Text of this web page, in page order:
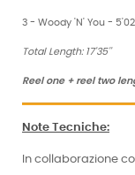
3 - Woody 'N' You -
Total Length: 17'35''
Reel one + reel two
Note Tecniche:
In collaborazione